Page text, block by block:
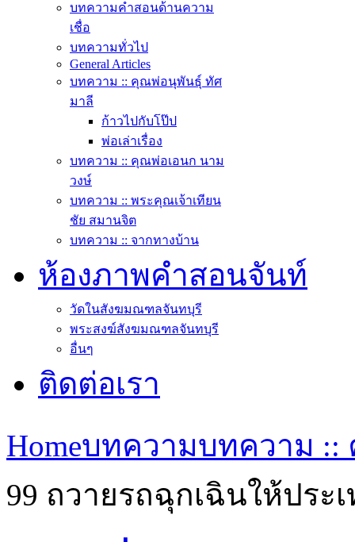
บทความคำสอนด้านความ
เชื่อ
บทความทั่วไป
General Articles
บทความ :: คุณพ่อนุพันธุ์ ทัศ
มาลี
ก้าวไปกับโป๊ป
พ่อเล่าเรื่อง
บทความ :: คุณพ่อเอนก นาม
วงษ์
บทความ :: พระคุณเจ้าเทียน
ชัย สมานจิต
บทความ :: จากทางบ้าน
ห้องภาพคำสอนจันท์
วัดในสังฆมณฑลจันทบุรี
พระสงฆ์สังฆมณฑลจันทบุรี
อื่นๆ
ติดต่อเรา
Homeบทความบทความ
99 ถวายรถฉุกเฉินให้ประ